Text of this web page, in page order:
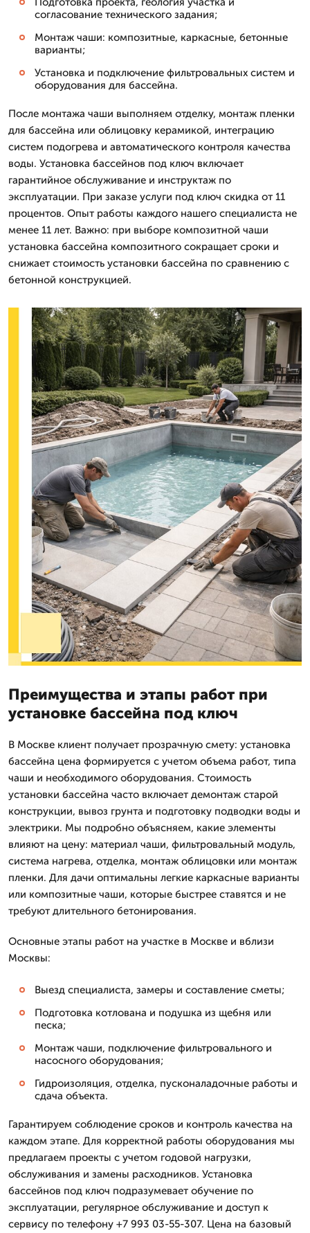
согласование технического задания;
Монтаж чаши: композитные, каркасные, бетонные
варианты;
Установка и подключение фильтровальных систем и
оборудования для бассейна.
После монтажа чаши выполняем отделку, монтаж пленки
для бассейна или облицовку керамикой, интеграцию
систем подогрева и автоматического контроля качества
воды. Установка бассейнов под ключ включает
гарантийное обслуживание и инструктаж по
эксплуатации. При заказе услуги под ключ скидка от 11
процентов. Опыт работы каждого нашего специалиста не
менее 11 лет. Важно: при выборе композитной чаши
установка бассейна композитного сокращает сроки и
снижает стоимость установки бассейна по сравнению с
бетонной конструкцией.
Преимущества и этапы работ при
установке бассейна под ключ
В Москве клиент получает прозрачную смету: установка
бассейна цена формируется с учетом объема работ, типа
чаши и необходимого оборудования. Стоимость
установки бассейна часто включает демонтаж старой
конструкции, вывоз грунта и подготовку подводки воды и
электрики. Мы подробно объясняем, какие элементы
влияют на цену: материал чаши, фильтровальный модуль,
система нагрева, отделка, монтаж облицовки или монтаж
пленки. Для дачи оптимальны легкие каркасные варианты
или композитные чаши, которые быстрее ставятся и не
требуют длительного бетонирования.
Основные этапы работ на участке в Москве и вблизи
Москвы:
Выезд специалиста, замеры и составление сметы;
Подготовка котлована и подушка из щебня или
песка;
Монтаж чаши, подключение фильтровального и
насосного оборудования;
Гидроизоляция, отделка, пусконаладочные работы и
сдача объекта.
Гарантируем соблюдение сроков и контроль качества на
каждом этапе. Для корректной работы оборудования мы
предлагаем проекты с учетом годовой нагрузки,
обслуживания и замены расходников. Установка
бассейнов под ключ подразумевает обучение по
эксплуатации, регулярное обслуживание и доступ к
сервису по телефону +7 993 03-55-307. Цена на базовый